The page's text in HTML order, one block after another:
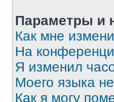
Параметры и
Как мне
На
Я изменил
Моего языка
Как я могу